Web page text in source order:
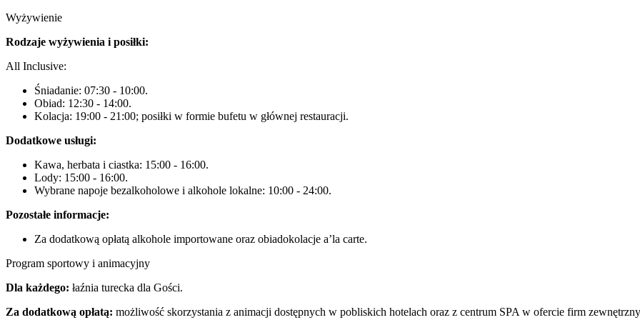
Wyżywienie
Rodzaje wyżywienia i posiłki:
All Inclusive:
Śniadanie: 07:30 - 10:00.
Obiad: 12:30 - 14:00.
Kolacja: 19:00 - 21:00; posiłki w formie bufetu w głównej restauracji.
Dodatkowe usługi:
Kawa, herbata i ciastka: 15:00 - 16:00.
Lody: 15:00 - 16:00.
Wybrane napoje bezalkoholowe i alkohole lokalne: 10:00 - 24:00.
Pozostałe informacje:
Za dodatkową opłatą alkohole importowane oraz obiadokolacje a’la carte.
Program sportowy i animacyjny
Dla każdego: łaźnia turecka dla Gości.
Za dodatkową opłatą: możliwość skorzystania z animacji dostępnych w pobliskich hotelach oraz z centrum SPA w ofercie firm